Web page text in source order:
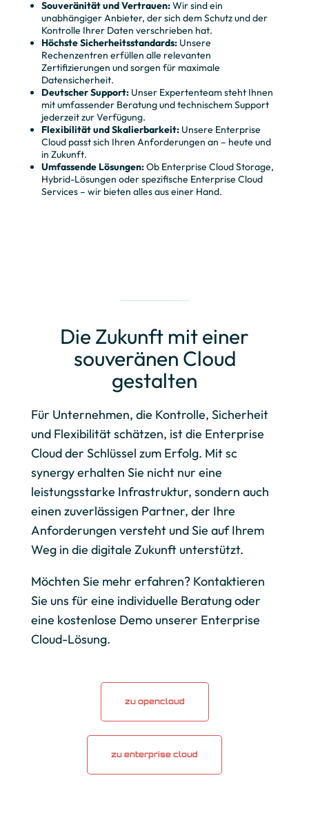
Souveränität und Vertrauen:Wir sind ein
unabhängiger Anbieter, der sich dem Schutz und der
Kontrolle Ihrer Daten verschrieben hat.
HöchsteSicherheitsstandards: Unsere
Rechenzentren erfüllen alle relevanten
Zertifizierungen und sorgen für maximale
Datensicherheit.
Deutscher Support: Unser Expertenteam steht Ihnen
mit umfassender Beratung und technischem Support
jederzeit zur Verfügung.
Flexibilität und Skalierbarkeit: Unsere Enterprise
Cloud passt sich Ihren Anforderungen an – heute und
in Zukunft.
Umfassende Lösungen:Ob Enterprise Cloud Storage,
Hybrid-Lösungen oder spezifische Enterprise Cloud
Services – wir bieten alles aus einer Hand.
Die Zukunft mit einer
souveränen Cloud
gestalten
Für Unternehmen, die Kontrolle, Sicherheit
und Flexibilität schätzen, ist die Enterprise
Cloud der Schlüssel zum Erfolg. Mit sc
synergy erhalten Sie nicht nur eine
leistungsstarke Infrastruktur, sondern auch
einen zuverlässigen Partner, der Ihre
Anforderungen versteht und Sie auf Ihrem
Weg in die digitale Zukunft unterstützt.
Möchten Sie mehr erfahren? Kontaktieren
Sie uns für eine individuelle Beratung oder
eine kostenlose Demo unserer Enterprise
Cloud-Lösung.
zu opencloud
zu enterprise cloud